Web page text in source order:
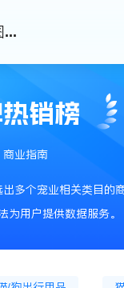
...
销榜
商业指南
多个宠业相关类目的
用户提供数据服务。
狗零食
狗驱虫药品
猫狗牙刷牙膏